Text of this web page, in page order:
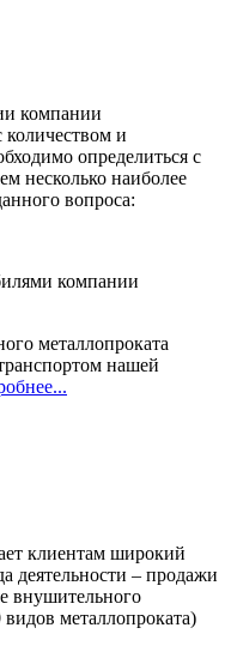
компании
и
определиться с
несколько наиболее
вопроса:
компании
металлопроката
нашей
клиентам широкий
деятельности – продажи
внушительного
металлопроката)